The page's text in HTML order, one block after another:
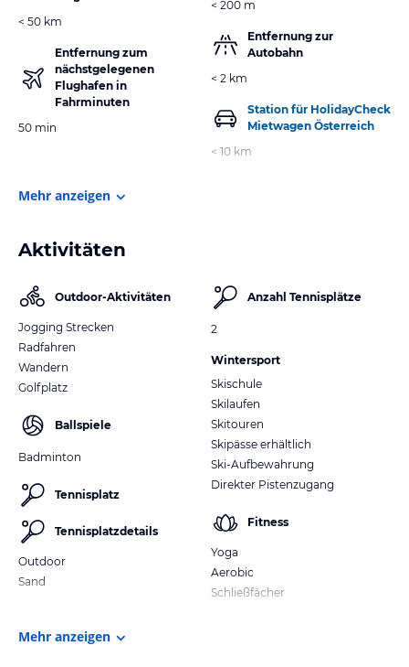
< 50 km
Entfernung zum
nächstgelegenen
Flughafen in
Fahrminuten
50 min
< 200 m
Entfernung zur
Autobahn
< 2 km
Station für HolidayCheck
Mietwagen Österreich
< 10 km
Mehr anzeigen
Aktivitäten
Outdoor-Aktivitäten
Jogging Strecken
Radfahren
Wandern
Golfplatz
Ballspiele
Badminton
Tennisplatz
Tennisplatzdetails
Outdoor
Sand
Anzahl Tennisplätze
2
Wintersport
Skischule
Skilaufen
Skitouren
Skipässe erhältlich
Ski-Aufbewahrung
Direkter Pistenzugang
Fitness
Yoga
Aerobic
Schließfächer
Mehr anzeigen